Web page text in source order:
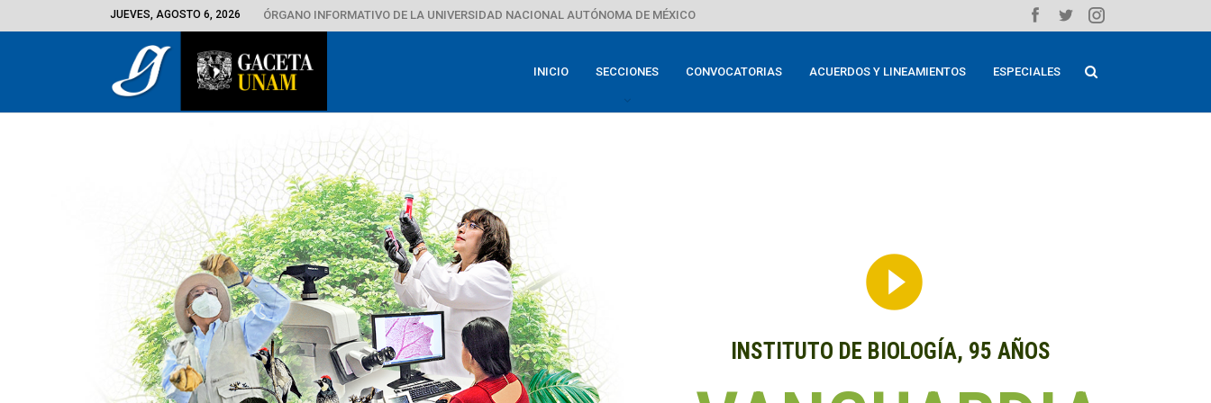
JUEVES, AGOSTO 6, 2026 ÓRGANO INFORMATIVO DE LA UNIVERSIDAD NACIONAL AUTÓNOMA DE MÉXICO
INICIO SECCIONES CONVOCATORIAS ACUERDOS Y LINEAMIENTOS ESPECIALES
play_circle_filled
INSTITUTO DE BIOLOGÍA, 95 AÑOS